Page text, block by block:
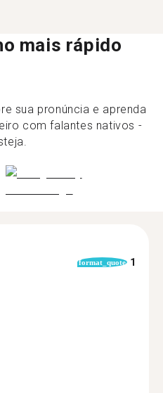
mais rápido
sua pronúncia e aprenda
com falantes nativos -
format_quote 1